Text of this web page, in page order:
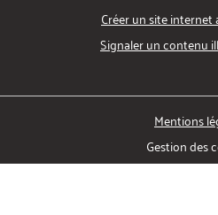
Créer un site
Signaler un contenu
Mentions
Gestion des